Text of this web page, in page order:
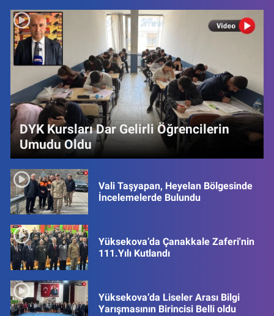
DYK Kursları Dar Gelirli Öğrencilerin
Umudu Oldu
Vali Taşyapan, Heyelan Bölgesinde
İncelemelerde Bulundu
Yüksekova’da Çanakkale Zaferi'nin
111.Yılı Kutlandı
Yüksekova’da Liseler Arası Bilgi
Yarışmasının Birincisi Belli oldu